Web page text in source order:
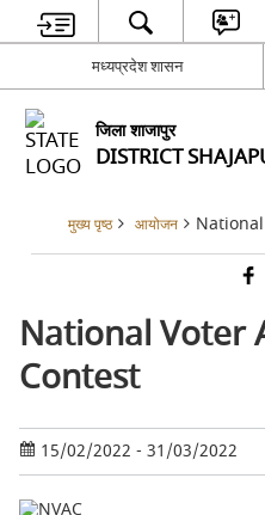
मध्यप्रदेश शासन
जिला शाजापुर
DISTRICT
मुख्य पृष्ठ आयोजन
National Voter
Contest
15/02/2022 - 31/03/2022